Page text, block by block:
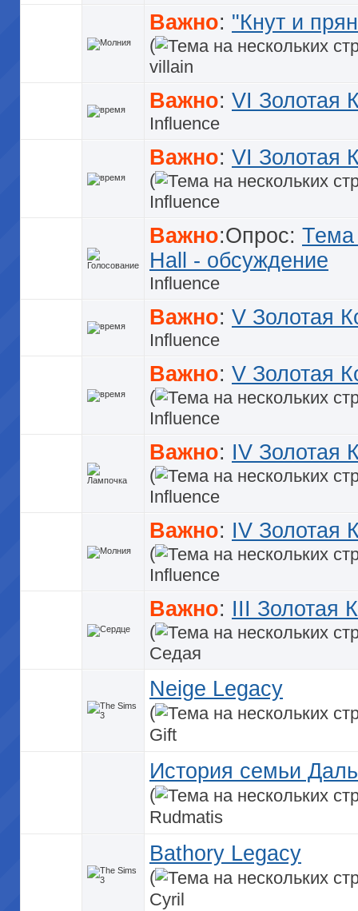
Важно: "Кнут и
(
villain
Важно: VI Золотая
Influence
Важно: VI Золотая
(
Influence
Важно:Опрос: Тема
Hall - обсуждение
Influence
Важно: V Золотая
Influence
Важно: V Золотая
(
Influence
Важно: IV Золотая
(
Influence
Важно: IV Золотая
(
Influence
Важно: III Золотая
(
Седая
Neige Legacy
(
Gift
История семьи
(
Rudmatis
Bathory Legacy
(
Cyril